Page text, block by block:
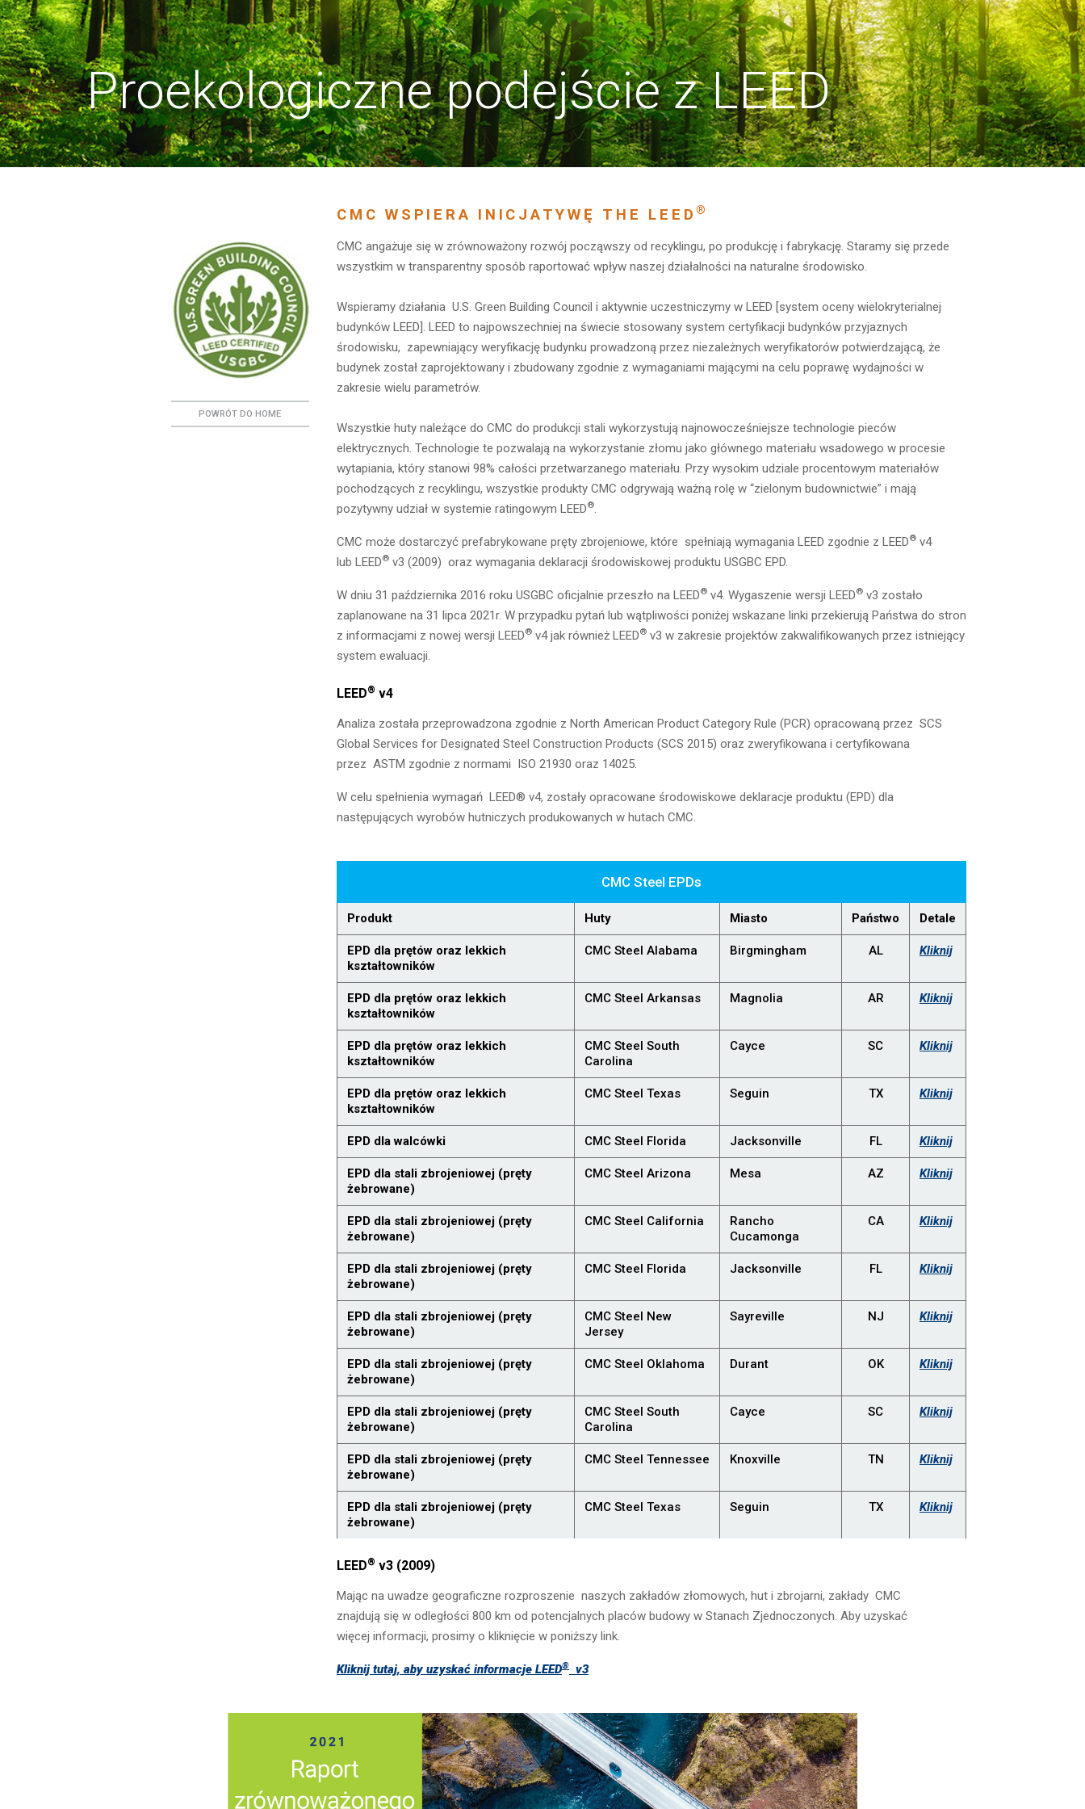
Proekologiczne podejście z LEED
CMC WSPIERA INICJATYWĘ THE LEED ®
POWRÓT DO HOME
CMC angażuje się w zrównoważony rozwój począwszy od recyklingu, po produkcję i fabrykację. Staramy się przede
wszystkim w transparentny sposób raportować wpływ naszej działalności na naturalne środowisko.
Wspieramy działania U.S. Green Building Council i aktywnie uczestniczymy w LEED [system oceny wielokryterialnej
budynków LEED]. LEED to najpowszechniej na świecie stosowany system certyfikacji budynków przyjaznych
środowisku, zapewniający weryfikację budynku prowadzoną przez niezależnych weryfikatorów potwierdzającą, że
budynek został zaprojektowany i zbudowany zgodnie z wymaganiami mającymi na celu poprawę wydajności w
zakresie wielu parametrów.
Wszystkie huty należące do CMC do produkcji stali wykorzystują najnowocześniejsze technologie pieców
elektrycznych. Technologie te pozwalają na wykorzystanie złomu jako głównego materiału wsadowego w procesie
wytapiania, który stanowi 98% całości przetwarzanego materiału. Przy wysokim udziale procentowym materiałów
pochodzących z recyklingu, wszystkie produkty CMC odgrywają ważną rolę w “zielonym budownictwie” i mają
pozytywny udział w systemie ratingowym LEED®.
CMC może dostarczyć prefabrykowane pręty zbrojeniowe, które spełniają wymagania LEED zgodnie z LEED® v4
lub LEED® v3 (2009) oraz wymagania deklaracji środowiskowej produktu USGBC EPD.
W dniu 31 października 2016 roku USGBC oficjalnie przeszło na LEED® v4. Wygaszenie wersji LEED® v3 zostało
zaplanowane na 31 lipca 2021r. W przypadku pytań lub wątpliwości poniżej wskazane linki przekierują Państwa do stron
z informacjami z nowej wersji LEED® v4 jak również LEED® v3 w zakresie projektów zakwalifikowanych przez istniejący
system ewaluacji.
LEED® v4
Analiza została przeprowadzona zgodnie z North American Product Category Rule (PCR) opracowaną przez SCS
Global Services for Designated Steel Construction Products (SCS 2015) oraz zweryfikowana i certyfikowana
przez ASTM zgodnie z normami ISO 21930 oraz 14025.
W celu spełnienia wymagań LEED® v4, zostały opracowane środowiskowe deklaracje produktu (EPD) dla
następujących wyrobów hutniczych produkowanych w hutach CMC.
CMC Steel EPDs
Produkt Huty Miasto Państwo Detale
EPD dla prętów oraz lekkich
kształtowników
CMC Steel Alabama Birgmingham AL Kliknij
EPD dla prętów oraz lekkich
kształtowników
CMC Steel Arkansas Magnolia AR Kliknij
EPD dla prętów oraz lekkich
kształtowników
CMC Steel South
Carolina
Cayce SC Kliknij
EPD dla prętów oraz lekkich
kształtowników
CMC Steel Texas Seguin TX Kliknij
EPD dla walcówki CMC Steel Florida Jacksonville FL Kliknij
EPD dla stali zbrojeniowej (pręty
żebrowane)
CMC Steel Arizona Mesa AZ Kliknij
EPD dla stali zbrojeniowej (pręty
żebrowane)
CMC Steel California
Rancho
Cucamonga
CA Kliknij
EPD dla stali zbrojeniowej (pręty
żebrowane)
CMC Steel Florida Jacksonville FL Kliknij
EPD dla stali zbrojeniowej (pręty
żebrowane)
CMC Steel New
Jersey
Sayreville NJ Kliknij
EPD dla stali zbrojeniowej (pręty
żebrowane)
CMC Steel Oklahoma Durant OK Kliknij
EPD dla stali zbrojeniowej (pręty
żebrowane)
CMC Steel South
Carolina
Cayce SC Kliknij
EPD dla stali zbrojeniowej (pręty
żebrowane)
CMC Steel Tennessee Knoxville TN Kliknij
EPD dla stali zbrojeniowej (pręty
żebrowane)
CMC Steel Texas Seguin TX Kliknij
LEED® v3 (2009)
Mając na uwadze geograficzne rozproszenie naszych zakładów złomowych, hut i zbrojarni, zakłady CMC
znajdują się w odległości 800 km od potencjalnych placów budowy w Stanach Zjednoczonych. Aby uzyskać
więcej informacji, prosimy o kliknięcie w poniższy link.
Kliknij tutaj, aby uzyskać informacje LEED® v3